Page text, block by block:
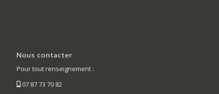
Nous contacter
Pour tout renseignement :
07 87 73 70 82